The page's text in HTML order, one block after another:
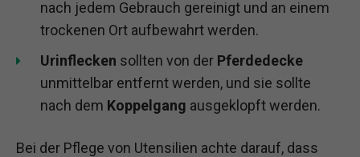
nach jedem Gebrauch gereinigt und an einem
trockenen Ort aufbewahrt werden.
Urinflecken sollten von der Pferdedecke
unmittelbar entfernt werden, und sie sollte
nach dem Koppelgang ausgeklopft werden.
Bei der Pflege von Utensilien achte darauf, dass